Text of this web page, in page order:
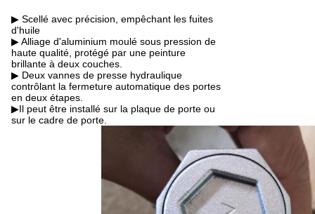
▶ Scellé avec précision, empêchant les fuites
d'huile
▶ Alliage d'aluminium moulé sous pression de
haute qualité, protégé par une peinture
brillante à deux couches.
▶ Deux vannes de presse hydraulique
contrôlant la fermeture automatique des portes
en deux étapes.
▶Il peut être installé sur la plaque de porte ou
sur le cadre de porte.